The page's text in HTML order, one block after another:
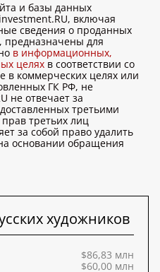
и базы данных
включая
сведения о проданных
предназначены для
в информационных,
целях в соответствии со
в коммерческих целях или
ГК РФ, не
не отвечает за
третьими
третьих лиц
за собой право удалить
основании обращения
художников
$86,83 млн
$60,00 млн